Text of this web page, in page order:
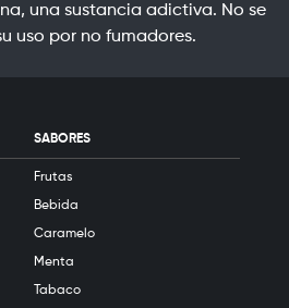
una sustancia adictiva. No se
uso por no fumadores.
SABORES
Frutas
Bebida
Caramelo
Menta
Tabaco